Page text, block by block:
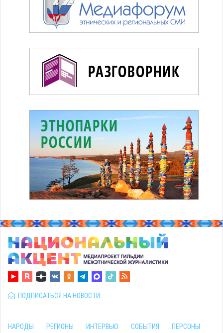
ПОДПИСАТЬСЯ НА НОВОСТИ
НАРОДЫ РЕГИОНЫ ИНТЕРВЬЮ СОБЫТИЯ ПЕРСОНЫ